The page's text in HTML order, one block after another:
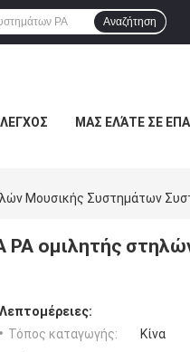
Αναζήτηση
ΜΑΣ ΕΛΆΤΕ ΣΕ
Μουσικής Συστημάτων
PA ομιλητής
Λεπτομέρειες:
Τόπος καταγωγής:
Κίνα